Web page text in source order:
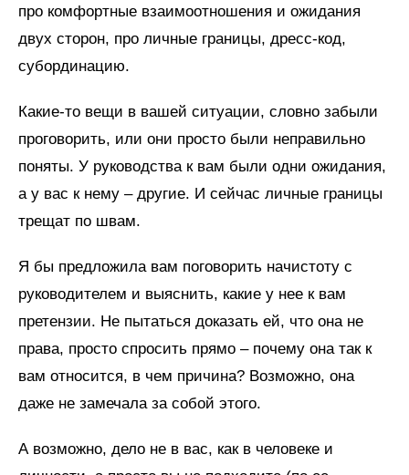
про комфортные взаимоотношения и ожидания
двух сторон, про личные границы, дресс-код,
субординацию.
Какие-то вещи в вашей ситуации, словно забыли
проговорить, или они просто были неправильно
поняты. У руководства к вам были одни ожидания,
а у вас к нему – другие. И сейчас личные границы
трещат по швам.
Я бы предложила вам поговорить начистоту с
руководителем и выяснить, какие у нее к вам
претензии. Не пытаться доказать ей, что она не
права, просто спросить прямо – почему она так к
вам относится, в чем причина? Возможно, она
даже не замечала за собой этого.
А возможно, дело не в вас, как в человеке и